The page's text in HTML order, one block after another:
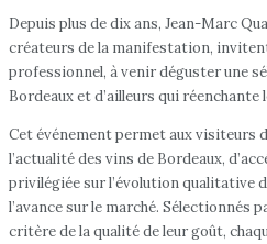
Depuis plus de dix ans, Jean-Marc
créateurs de la manifestation,
professionnel, à venir déguster une
Bordeaux et d’ailleurs qui réenchante
Cet événement permet aux visiteurs
l’actualité des vins de Bordeaux,
privilégiée sur l’évolution qualitative
l’avance sur le marché. Sélectionnés
critère de la qualité de leur goût,